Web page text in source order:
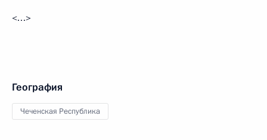
<…>
География
Чеченская Республика